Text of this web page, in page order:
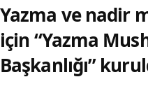
Yazma ve nadir
için “Yazma
Başkanlığı”